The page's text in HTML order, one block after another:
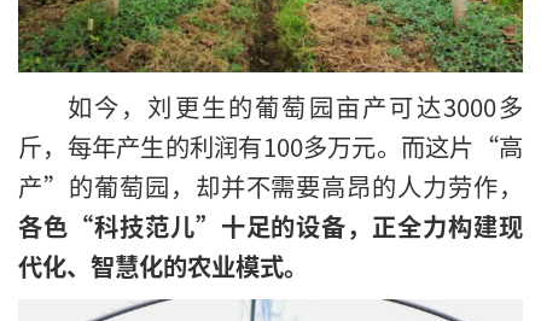
如今，刘更生的葡萄园亩产可达3000多
斤，每年产生的利润有100多万元。而这片“高
产”的葡萄园，却并不需要高昂的人力劳作，
各色“科技范儿”十足的设备，正全力构建现
代化、智慧化的农业模式。